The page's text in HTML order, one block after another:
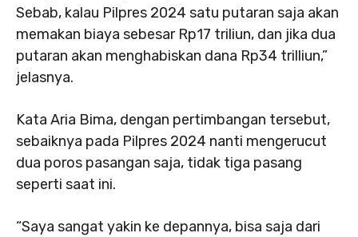
Sebab, kalau Pilpres 2024 satu putaran saja akan
memakan biaya sebesar Rp17 triliun, dan jika dua
putaran akan menghabiskan dana Rp34 trilliun,”
jelasnya.
Kata Aria Bima, dengan pertimbangan tersebut,
sebaiknya pada Pilpres 2024 nanti mengerucut
dua poros pasangan saja, tidak tiga pasang
seperti saat ini.
“Saya sangat yakin ke depannya, bisa saja dari